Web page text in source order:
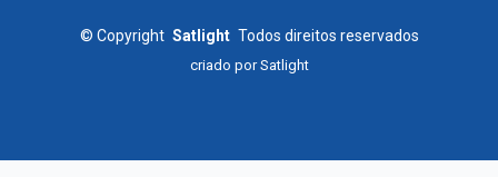
© Copyright Satlight Todos direitos reservados
criado porSatlight